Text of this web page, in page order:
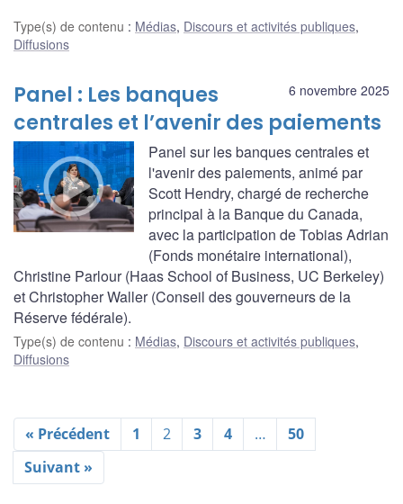
Type(s) de contenu : Médias, Discours et activités publiques,
Diffusions
6 novembre 2025
Panel : Les banques
centrales et l’avenir des paiements
Panel sur les banques centrales et
l'avenir des paiements, animé par
Scott Hendry, chargé de recherche
principal à la Banque du Canada,
avec la participation de Tobias Adrian
(Fonds monétaire international),
Christine Parlour (Haas School of Business, UC Berkeley)
et Christopher Waller (Conseil des gouverneurs de la
Réserve fédérale).
Type(s) de contenu : Médias, Discours et activités publiques,
Diffusions
« Précédent 1 2 3 4 …
50
Suivant »